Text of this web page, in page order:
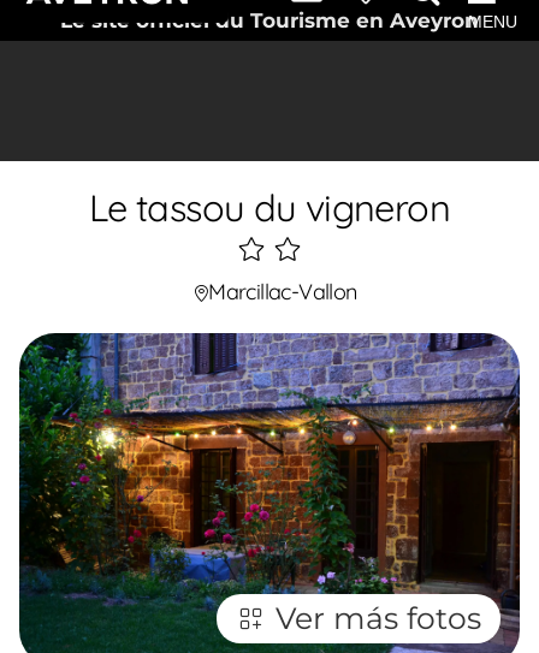
Le site officiel du Tourisme en AveyronMENU
Le tassou du vigneron
2
étoiles
Marcillac-Vallon
Ver más fotos